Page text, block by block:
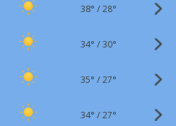
38° /28°
34° /30°
35° /27°
34° /27°